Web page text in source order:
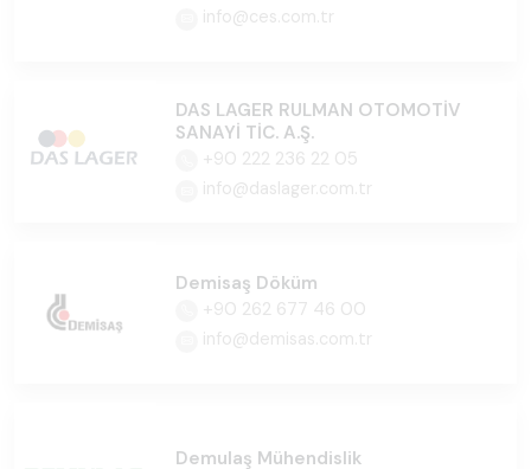
info@ces.com.tr
DAS LAGER RULMAN OTOMOTİV
SANAYİ TİC. A.Ş.
+90 222 236 22 05
info@daslager.com.tr
Demisaş Döküm
+90 262 677 46 00
info@demisas.com.tr
Demulaş Mühendislik